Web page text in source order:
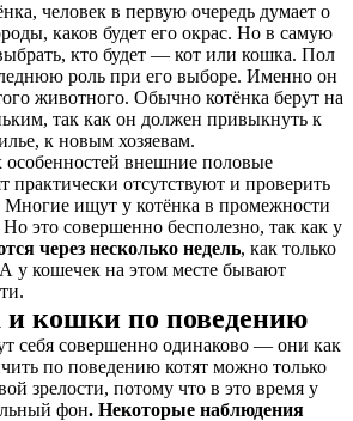
человек в первую очередь думает о
каков будет его окрас. Но в самую
кто будет — кот или кошка. Пол
роль при его выборе. Именно он
животного. Обычно котёнка берут на
так как он должен привыкнуть к
к новым хозяевам.
особенностей внешние половые
практически отсутствуют и проверить
Многие ищут у котёнка в промежности
это совершенно бесполезно, так как у
через несколько недель, как только
у кошечек на этом месте бывают
и кошки по поведению
себя совершенно одинаково — они как
по поведению котят можно только
зрелости, потому что в это время у
фон. Некоторые наблюдения